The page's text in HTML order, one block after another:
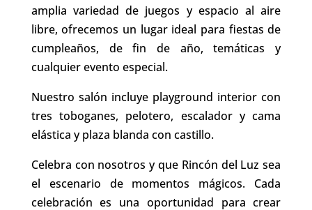
amplia variedad de juegos y espacio al aire
libre, ofrecemos un lugar ideal para fiestas de
cumpleaños, de fin de año, temáticas y
cualquier evento especial.
Nuestro salón incluye playground interior con
tres toboganes, pelotero, escalador y cama
elástica y plaza blanda con castillo.
Celebra con nosotros y que Rincón del Luz sea
el escenario de momentos mágicos. Cada
celebración es una oportunidad para crear